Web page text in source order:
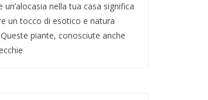
un’alocasia nella tua casa significa
un tocco di esotico e natura
piante, conosciute anche